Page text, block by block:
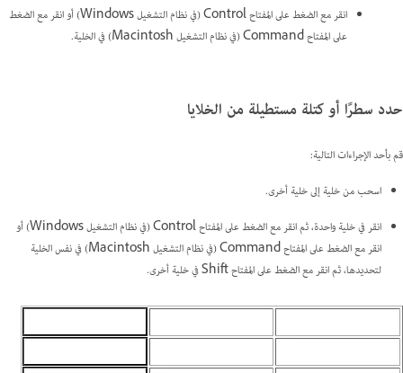
انقر مع الضغط على المفتاح Control (في نظام التشغيل Windows) أو انقر مع الضغط
على المفتاح Command (في نظام التشغيل Macintosh) في الخلية.
حدد سطرًا أو كتلة مستطيلة من الخلايا
قم بأحد الإجراءات التالية:
اسحب من خلية إلى خلية أخرى.
انقر في خلية واحدة، ثم انقر مع الضغط على المفتاح Control (في نظام التشغيل Windows) أو
انقر مع الضغط على المفتاح Command (في نظام التشغيل Macintosh) في نفس الخلية
لتحديدها، ثم انقر مع الضغط على المفتاح Shift في خلية أخرى.